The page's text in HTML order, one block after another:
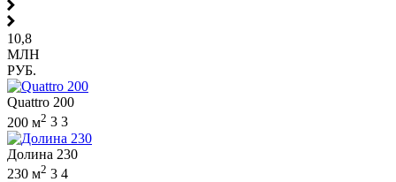
10,8
МЛН
РУБ.
Quattro 200
200 м2 3 3
Долина 230
230 м2 3 4